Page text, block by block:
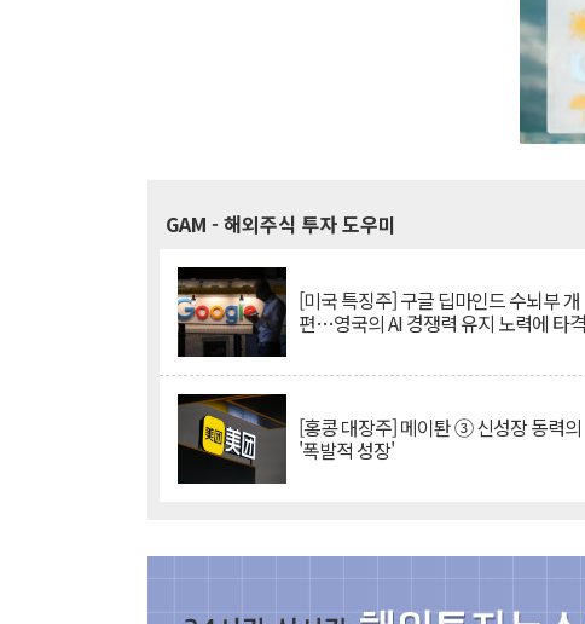
GAM - 해외주식 투자 도우미
[미국 특징주] 구글 딥마인드 수뇌부 개
편…영국의 AI 경쟁력 유지 노력에 타격
[홍콩 대장주] 메이퇀 ③ 신성장 동력의
'폭발적 성장'